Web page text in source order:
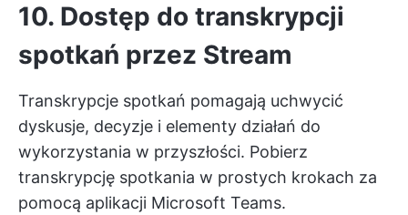
10. Dostęp do transkrypcji
spotkań przez Stream
Transkrypcje spotkań pomagają uchwycić
dyskusje, decyzje i elementy działań do
wykorzystania w przyszłości. Pobierz
transkrypcję spotkania w prostych krokach za
pomocą aplikacji Microsoft Teams.